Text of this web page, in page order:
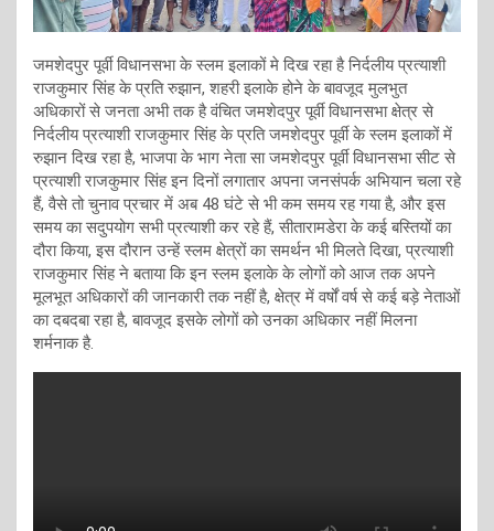
जमशेदपुर पूर्वी विधानसभा के स्लम इलाकों मे दिख रहा है निर्दलीय प्रत्याशी
राजकुमार सिंह के प्रति रुझान, शहरी इलाके होने के बावजूद मुलभुत
अधिकारों से जनता अभी तक है वंचित जमशेदपुर पूर्वी विधानसभा क्षेत्र से
निर्दलीय प्रत्याशी राजकुमार सिंह के प्रति जमशेदपुर पूर्वी के स्लम इलाकों में
रुझान दिख रहा है, भाजपा के भाग नेता सा जमशेदपुर पूर्वी विधानसभा सीट से
प्रत्याशी राजकुमार सिंह इन दिनों लगातार अपना जनसंपर्क अभियान चला रहे
हैं, वैसे तो चुनाव प्रचार में अब 48 घंटे से भी कम समय रह गया है, और इस
समय का सदुपयोग सभी प्रत्याशी कर रहे हैं, सीतारामडेरा के कई बस्तियों का
दौरा किया, इस दौरान उन्हें स्लम क्षेत्रों का समर्थन भी मिलते दिखा, प्रत्याशी
राजकुमार सिंह ने बताया कि इन स्लम इलाके के लोगों को आज तक अपने
मूलभूत अधिकारों की जानकारी तक नहीं है, क्षेत्र में वर्षों वर्ष से कई बड़े नेताओं
का दबदबा रहा है, बावजूद इसके लोगों को उनका अधिकार नहीं मिलना
शर्मनाक है.